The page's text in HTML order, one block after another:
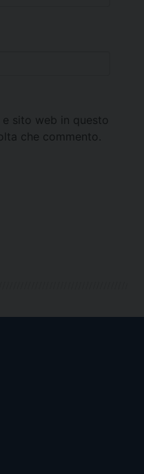
sito web in questo
che commento.